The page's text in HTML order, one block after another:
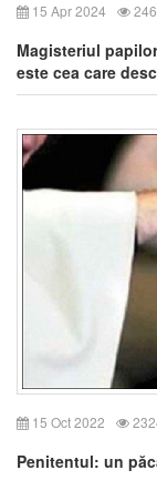
15 Apr 2024
Magisteriul
este cea care
15 Oct 2022
Penitentul: un